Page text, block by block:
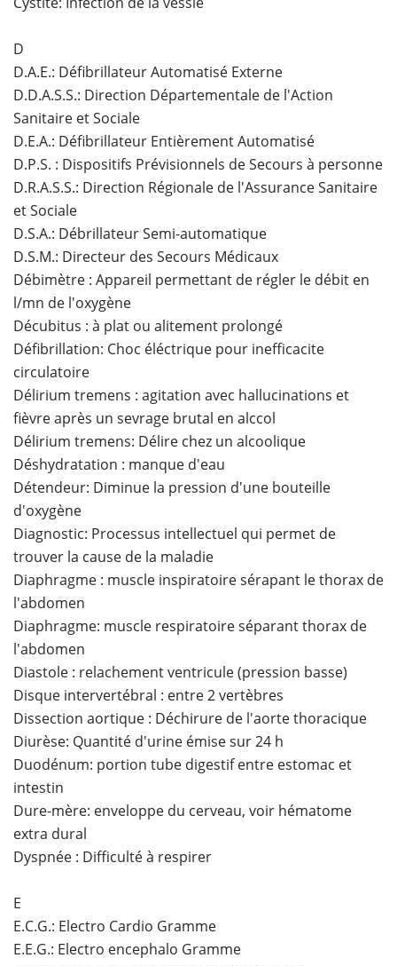
D
D.A.E.: Défibrillateur Automatisé Externe
D.D.A.S.S.: Direction Départementale de l'Action
Sanitaire et Sociale
D.E.A.: Défibrillateur Entièrement Automatisé
D.P.S. : Dispositifs Prévisionnels de Secours à personne
D.R.A.S.S.: Direction Régionale de l'Assurance Sanitaire
et Sociale
D.S.A.: Débrillateur Semi-automatique
D.S.M.: Directeur des Secours Médicaux
Débimètre : Appareil permettant de régler le débit en
l/mn de l'oxygène
Décubitus : à plat ou alitement prolongé
Défibrillation: Choc éléctrique pour inefficacite
circulatoire
Délirium tremens : agitation avec hallucinations et
fièvre après un sevrage brutal en alccol
Délirium tremens: Délire chez un alcoolique
Déshydratation : manque d'eau
Détendeur: Diminue la pression d'une bouteille
d'oxygène
Diagnostic: Processus intellectuel qui permet de
trouver la cause de la maladie
Diaphragme : muscle inspiratoire sérapant le thorax de
l'abdomen
Diaphragme: muscle respiratoire séparant thorax de
l'abdomen
Diastole : relachement ventricule (pression basse)
Disque intervertébral : entre 2 vertèbres
Dissection aortique : Déchirure de l'aorte thoracique
Diurèse: Quantité d'urine émise sur 24 h
Duodénum: portion tube digestif entre estomac et
intestin
Dure-mère: enveloppe du cerveau, voir hématome
extra dural
Dyspnée : Difficulté à respirer
E
E.C.G.: Electro Cardio Gramme
E.E.G.: Electro encephalo Gramme